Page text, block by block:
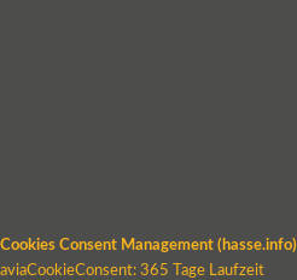
Cookies Consent Management (hasse.info)
aviaCookieConsent: 365 Tage Laufzeit